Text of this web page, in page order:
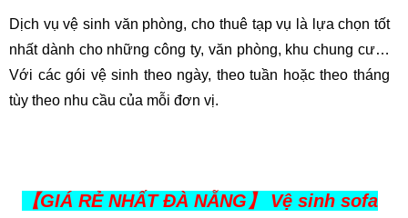
Dịch vụ vệ sinh văn phòng, cho thuê tạp vụ là lựa chọn tốt
nhất dành cho những công ty, văn phòng, khu chung cư…
Với các gói vệ sinh theo ngày, theo tuần hoặc theo tháng
tùy theo nhu cầu của mỗi đơn vị.
【GIÁ RẺ NHẤT ĐÀ NẴNG】 Vệ sinh sofa